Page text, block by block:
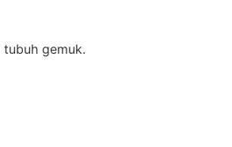
gemuk.